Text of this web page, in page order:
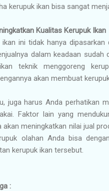
kerupuk ikan bisa sangat
Kualitas Kerupuk Ikan
ikan ini tidak hanya
dalam keadaan
teknik menggoreng
akan membuat
juga harus Anda perhatikan
Faktor lain yang
akan meningkatkan nilai jual
olahan Anda bisa
kerupuk ikan tersebut.
: